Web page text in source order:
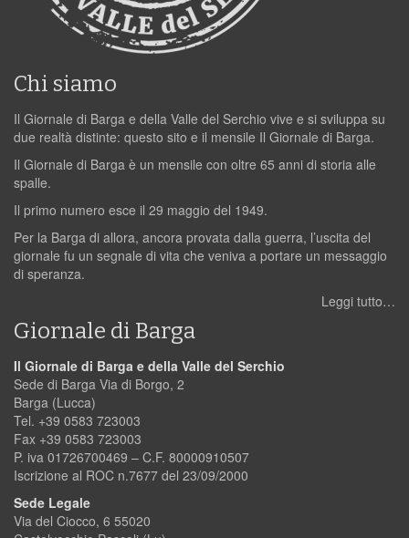
Chi siamo
Il Giornale di Barga e della Valle del Serchio vive e si sviluppa su
due realtà distinte: questo sito e il mensile Il Giornale di Barga.
Il Giornale di Barga è un mensile con oltre 65 anni di storia alle
spalle.
Il primo numero esce il 29 maggio del 1949.
Per la Barga di allora, ancora provata dalla guerra, l’uscita del
giornale fu un segnale di vita che veniva a portare un messaggio
di speranza.
Leggi tutto…
Giornale di Barga
Il Giornale di Barga e della Valle del Serchio
Sede di Barga Via di Borgo, 2
Barga (Lucca)
Tel. +39 0583 723003
Fax +39 0583 723003
P. iva 01726700469 – C.F. 80000910507
Iscrizione al ROC n.7677 del 23/09/2000
Sede Legale
Via del Ciocco, 6 55020